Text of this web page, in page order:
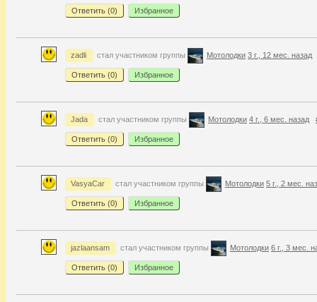
Ответить (0) Избранное
zadli стал участником группы Мотолодки 3 г., 12 мес. назад
Ответить (0) Избранное
Jada стал участником группы Мотолодки 4 г., 6 мес. назад
Ответить (0) Избранное
VasyaCar стал участником группы Мотолодки 5 г., 2 мес.
Ответить (0) Избранное
jazlaansam стал участником группы Мотолодки 6 г., 3 мес.
Ответить (0) Избранное